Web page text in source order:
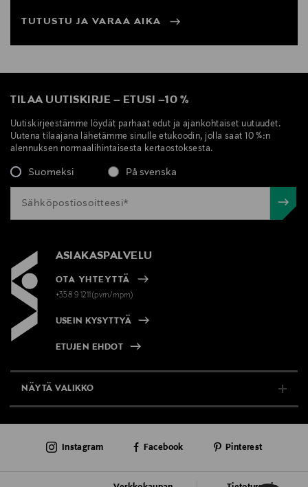
TUTUSTU JA VARAA AIKA
TILAA UUTISKIRJE – ETUSI –10 %
Uutiskirjeestämme löydät parhaat edut ja ajankohtaiset uutuudet.
Uutena tilaajana lähetämme sinulle etukoodin, jolla saat 10 %:n
alennuksen normaalihintaisesta kertaostoksesta.
Suomeksi På svenska
ASIAKASPALVELU
OTA YHTEYTTÄ
+358 9 1211(pvm/mpm)
USEIN KYSYTTYÄ
ETUJEN EHDOT
NÄYTÄ VALIKKO
AJANKOHTAISTA
Instagram Facebook Pinterest